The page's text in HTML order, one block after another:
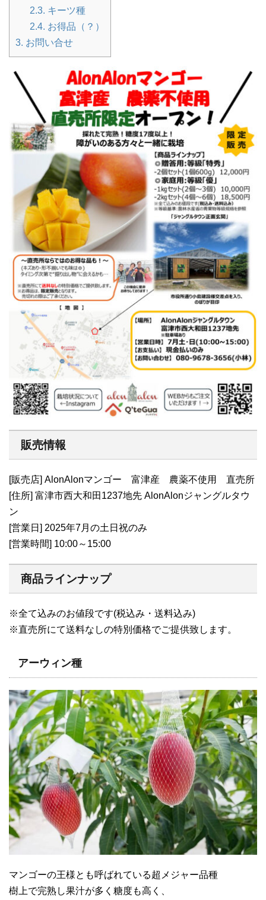
2.3. キーツ種
2.4. お得品（？）
3. お問い合せ
販売情報
[販売店] AlonAlonマンゴー 富津産 農薬不使用 直売所
[住所] 富津市西大和田1237地先 AlonAlonジャングルタウ
ン
[営業日] 2025年7月の土日祝のみ
[営業時間] 10:00～15:00
商品ラインナップ
※全て込みのお値段です(税込み・送料込み)
※直売所にて送料なしの特別価格でご提供致します。
アーウィン種
マンゴーの王様とも呼ばれている超メジャー品種
樹上で完熟し果汁が多く糖度も高く、